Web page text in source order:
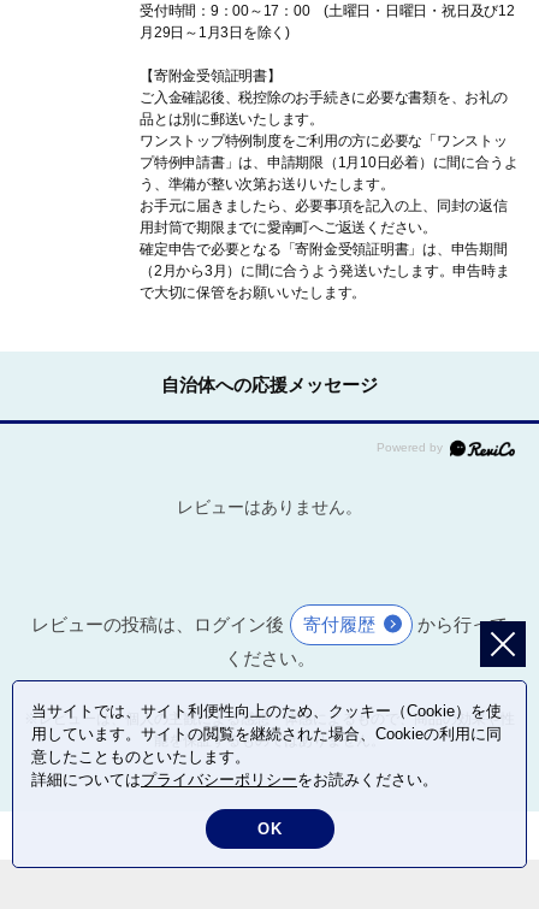
受付時間：9：00～17：00 (土曜日・日曜日・祝日及び12
月29日～1月3日を除く)
【寄附金受領証明書】
ご入金確認後、税控除のお手続きに必要な書類を、お礼の
品とは別に郵送いたします。
ワンストップ特例制度をご利用の方に必要な「ワンストッ
プ特例申請書」は、申請期限（1月10日必着）に間に合うよ
う、準備が整い次第お送りいたします。
お手元に届きましたら、必要事項を記入の上、同封の返信
用封筒で期限までに愛南町へご返送ください。
確定申告で必要となる「寄附金受領証明書」は、申告期間
（2月から3月）に間に合うよう発送いたします。申告時ま
で大切に保管をお願いいたします。
自治体への応援メッセージ
レビューはありません。
レビューの投稿は、ログイン後 寄付履歴
から行って
ください。
※レビューは、個人の主観による感想・体感によるもので、商品の効果や性
能を保証するものではありません。
当サイトでは、サイト利便性向上のため、クッキー（Cookie）を使
用しています。サイトの閲覧を継続された場合、Cookieの利用に同
意したことものといたします。
詳細についてはプライバシーポリシーをお読みください。
OK